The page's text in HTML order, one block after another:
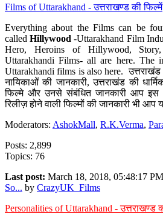
Films of Uttarakhand - उत्तराखण्ड की फिल्में
Everything about the Films can be
calledHillywood-Uttarakhand Film
Hero, Heroins of Hillywood,
Uttarakhandi Films- all are here. The
Uttarakhandi films is also here. उत्तराखंड
नायिकाओं की जानकारी, उत्तराखंड की
फिल्मे और उनसे संबंधित जानकारी आप
रिलीज़ होने वाली फिल्मों की जानकारी भी आप
Moderators: AshokMall, R.K.Verma,
Posts: 2,899
Topics: 76
Last post: March 18, 2018, 05:48:17 PM
So... by CrazyUK_Films
Personalities of Uttarakhand - उत्तराखण्ड